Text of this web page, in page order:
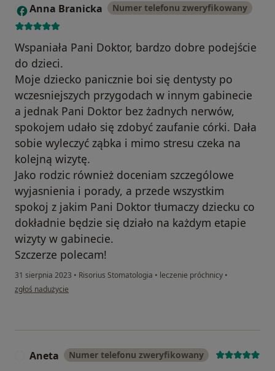
A Anna Branicka Numer telefonu zweryfikowany
Wspaniała Pani Doktor, bardzo dobre podejście
do dzieci.
Moje dziecko panicznie boi się dentysty po
wczesniejszych przygodach w innym gabinecie
a jednak Pani Doktor bez żadnych nerwów,
spokojem udało się zdobyć zaufanie córki. Dała
sobie wyleczyć ząbka i mimo stresu czeka na
kolejną wizytę.
Jako rodzic również doceniam szczególowe
wyjasnienia i porady, a przede wszystkim
spokoj z jakim Pani Doktor tłumaczy dziecku co
dokładnie będzie się działo na każdym etapie
wizyty w gabinecie.
Szczerze polecam!
31 sierpnia 2023 • Risorius Stomatologia • leczenie próchnicy •
w opinii użytkownika Anna Branicka
zgłoś nadużycie
Aneta Numer telefonu zweryfikowany